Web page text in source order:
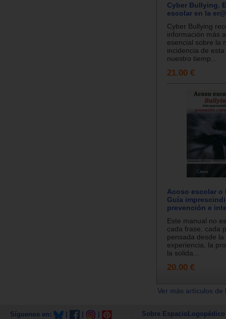
Cyber Bullying.
escolar en la
Cyber Bullying
información más
esencial sobre la
incidencia de
nuestro tiemp...
21.00 €
Acoso escolar o
Guía
prevención e
Este manual no
cada frase, cada
pensada desde
experiencia, la
la solida...
20.00 €
Ver más artículos
Síguenos en: Sobre EspacioLogopédico